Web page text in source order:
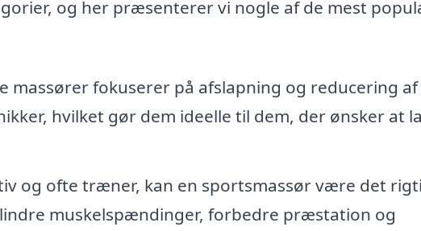
og her præsenterer vi nogle af de mest
massører fokuserer på afslapning og reducering af
hvilket gør dem ideelle til dem, der ønsker at
og ofte træner, kan en sportsmassør være det
muskelspændinger, forbedre præstation og